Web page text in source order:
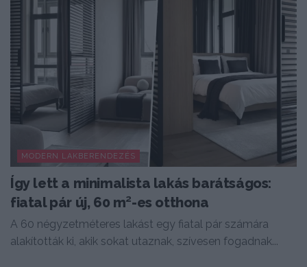
MODERN LAKBERENDEZÉS
Így lett a minimalista lakás barátságos:
fiatal pár új, 60 m²-es otthona
A 60 négyzetméteres lakást egy fiatal pár számára
alakították ki, akik sokat utaznak, szívesen fogadnak...